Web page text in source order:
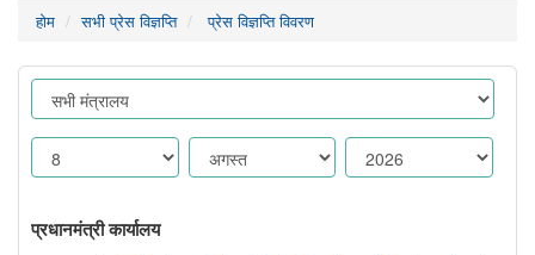
होम सभी प्रेस विज्ञप्ति प्रेस विज्ञप्ति विवरण
प्रधानमंत्री कार्यालय